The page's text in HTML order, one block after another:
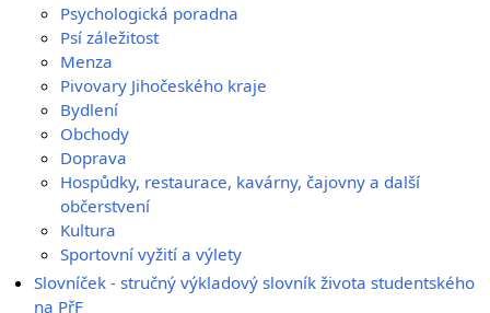
Psychologická poradna
Psí záležitost
Menza
Pivovary Jihočeského kraje
Bydlení
Obchody
Doprava
Hospůdky, restaurace, kavárny, čajovny a další
občerstvení
Kultura
Sportovní vyžití a výlety
Slovníček - stručný výkladový slovník života studentského
na PřF